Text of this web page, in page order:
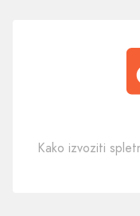
Kako izvoziti